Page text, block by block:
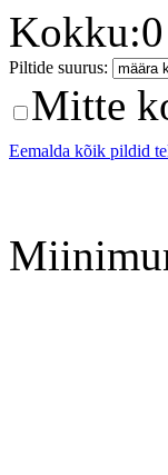
Kokku:
Piltide suurus:
Mitte
Eemalda kõik pildid